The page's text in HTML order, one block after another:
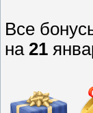
Все
на 21